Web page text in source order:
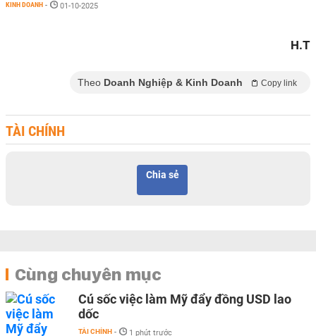
KINH DOANH - 01-10-2025
H.T
Theo Doanh Nghiệp & Kinh Doanh Copy link
TÀI CHÍNH
Chia sẻ
Cùng chuyên mục
Cú sốc việc làm Mỹ đẩy đồng USD lao
dốc
TÀI CHÍNH - 1 phút trước